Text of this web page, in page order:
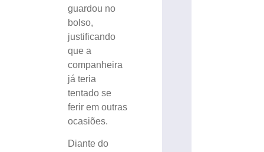
guardou no
bolso,
justificando
que a
companheira
já teria
tentado se
ferir em outras
ocasiões.
Diante do